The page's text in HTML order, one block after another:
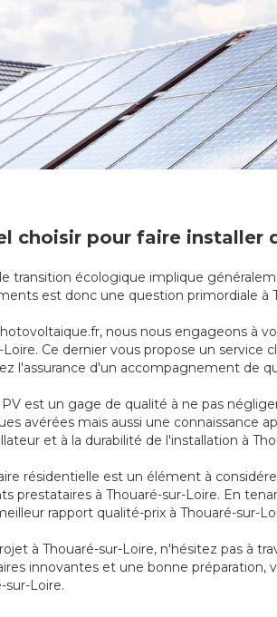
choisir pour faire installer
transition écologique implique
est donc une question primordiale à
nous nous engageons à
Ce dernier vous propose un
l'assurance d'un accompagnement de
est un gage de qualité à ne pas
avérées mais aussi une connaissance
et à la durabilité de l'installation à
résidentielle est un élément à
prestataires à Thouaré-sur-Loire. En
rapport qualité-prix à Thouaré-sur-
à Thouaré-sur-Loire, n'hésitez pas à
innovantes et une bonne
sur-Loire.